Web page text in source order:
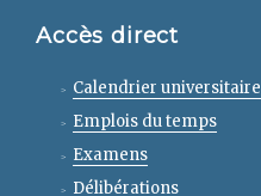
Accès direct
Calendrier universitaire
Emplois du temps
Examens
Délibérations